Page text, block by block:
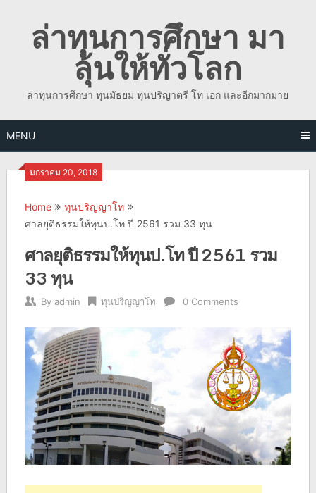
contentล่าทุนการศึกษา มา
ลุ้นให้ทั่วโลก
ล่าทุนการศึกษา ทุนมัธยม ทุนปริญาตรี โท เอก และอีกมากมาย
MENU
มกราคม 20, 2018
Home
ทุนปริญญาโท
ศาลยุติธรรมให้ทุนป.โท ปี 2561 รวม 33 ทุน
ศาลยุติธรรมให้ทุนป.โท ปี 2561 รวม
33 ทุน
By admin ทุนปริญญาโท 0 Comments